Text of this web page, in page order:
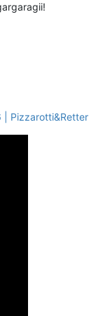
| Pizzarotti&Retter